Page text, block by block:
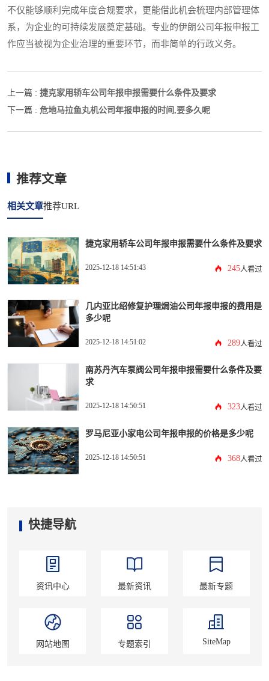
不仅能够顺利完成年度合规要求，更能借此机会梳理内部管理体
系，为企业的可持续发展奠定基础。专业的伊朗公司年报申报工
作应当被视为企业治理的重要环节，而非简单的行政义务。
上一篇 : 捷克家用轿车公司年报申报需要什么条件及要求
下一篇 : 危地马拉鱼丸机公司年报申报的时间,要多久呢
推荐文章
相关文章推荐URL
捷克家用轿车公司年报申报需要什么条件及要求
2025-12-18 14:51:43 245人看过
几内亚比绍修复护理焗油公司年报申报的费用是
多少呢
2025-12-18 14:51:02 289人看过
南苏丹汽车泵阀公司年报申报需要什么条件及要
求
2025-12-18 14:50:51 323人看过
罗马尼亚小家电公司年报申报的价格是多少呢
2025-12-18 14:50:51 368人看过
快捷导航
资讯中心 最新资讯 最新专题
网站地图 专题索引 SiteMap